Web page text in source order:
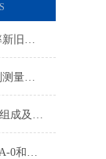
意大利哈纳EC-TDS-电阻率新旧型号对照表2015
哈钠HI93729-01氟化物试剂测量原理/量程/操作方法
哈钠COD试剂HI94754C-25组成及测量范围
哈钠二氧化氯试剂HI93738A-0和HI93738B-0使用方法